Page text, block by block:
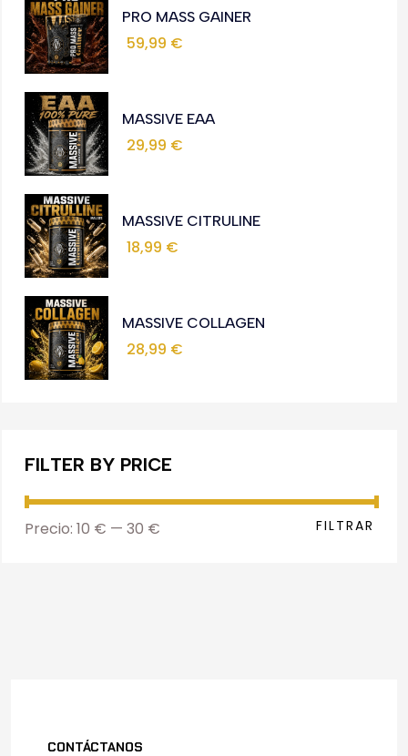
PRO MASS GAINER
59,99 €
MASSIVE EAA
29,99 €
MASSIVE CITRULINE
18,99 €
MASSIVE COLLAGEN
28,99 €
FILTER BY PRICE
FILTRAR
Precio: 10 € — 30 €
CONTÁCTANOS